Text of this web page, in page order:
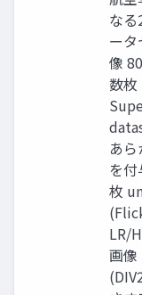
な
ータ
像
数枚
あ
を
枚
LR/
画像